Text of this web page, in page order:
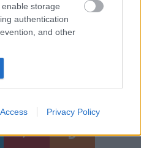
storage
authentication
and other
Privacy Policy
a nürnbergi
Richard Strauss
rendezte az